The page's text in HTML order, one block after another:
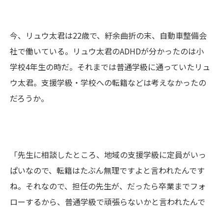
今、リュウ太君は22歳で、紆余曲折の末、自動車整備会
社で働いている。リュウ太君のADHDが分かったのは小
学校4年生の時だ。それまでは普通学級に通っていたリュ
ウ太君。支援学級・学校への転籍などは考えなかったの
だろうか。
「先生に相談したところ、地域の支援学級に定員がいっ
ぱいなので、転籍はたぶん無理ですよと言われたんです
ね。それなので、担任の先生が、だったら卒業までフォ
ローするから、普通学級で頑張らないかと言われたんで